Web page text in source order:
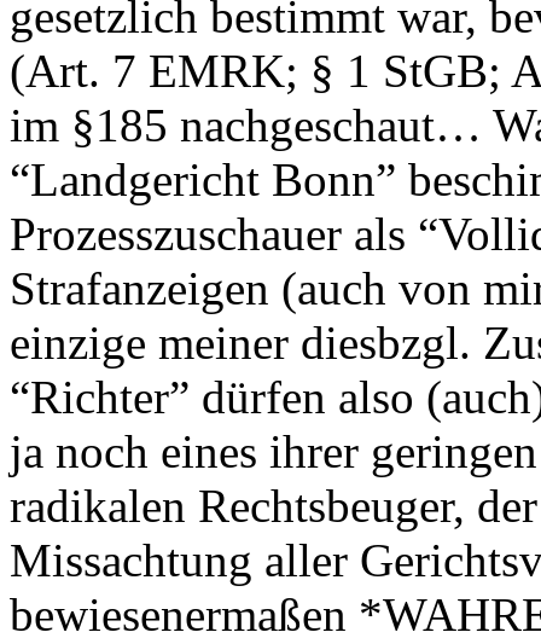
gesetzlich bestimmt war,
(Art. 7 EMRK; § 1 StGB;
im §185 nachgeschaut…
“Landgericht Bonn”
Prozesszuschauer als
Strafanzeigen (auch von
einzige meiner diesbzgl.
“Richter” dürfen also
ja noch eines ihrer
radikalen Rechtsbeuger,
Missachtung aller
bewiesenermaßen